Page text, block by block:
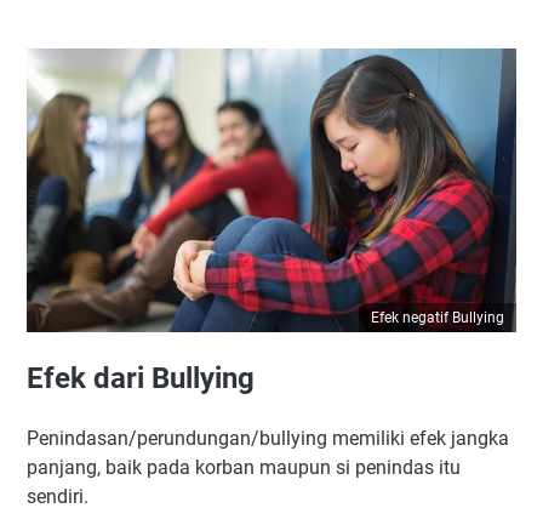
Efek negatif Bullying
Efek dari Bullying
Penindasan/perundungan/bullying memiliki efek jangka
panjang, baik pada korban maupun si penindas itu
sendiri.